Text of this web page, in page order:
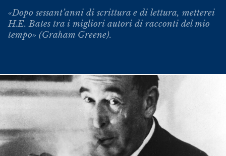
«Dopo sessant’anni di scrittura e di lettura, metterei
H.E. Bates tra i migliori autori di racconti del mio
tempo» (Graham Greene).